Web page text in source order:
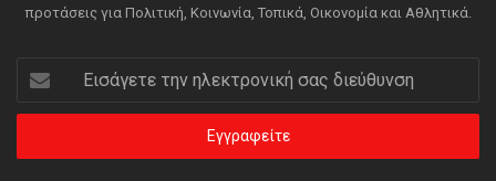
προτάσεις για Πολιτική, Κοινωνία, Τοπικά, Οικονομία και Αθλητικά.
Εισάγετε
την
ηλεκτρονική
διεύθυνση